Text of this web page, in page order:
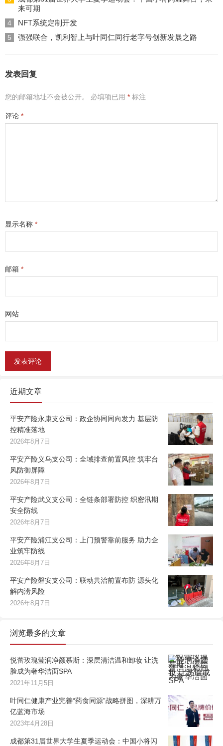
来可期
4 NFT系统定制开发
5 强强联合，凯利智上与叶同仁同行老字号创新发展之路
发表回复
您的邮箱地址不会被公开。 必填项已用 * 标注
评论 *
显示名称 *
邮箱 *
网站
近期文章
平安产险永康支公司：政企协同同向发力 基层防
控精准落地
2026年8月7日
平安产险义乌支公司：全域排查前置风控 筑牢台
风防御屏障
2026年8月7日
平安产险武义支公司：全链条部署防控 织密汛期
安全防线
2026年8月7日
平安产险浦江支公司：上门预警靠前服务 助力企
业筑牢防线
2026年8月7日
平安产险磐安支公司：联动共治前置布防 源头化
解内涝风险
2026年8月7日
浏览最多的文章
悦蕾玫瑰莹润净颜慕斯：深层清洁温和卸妆 让洗
脸成为奢华洁面SPA
2021年11月5日
叶同仁健康产业完善“药食同源”战略拼图，深耕万
亿蓝海市场
2023年4月28日
成都第31届世界大学生夏季运动会：中国小将闪